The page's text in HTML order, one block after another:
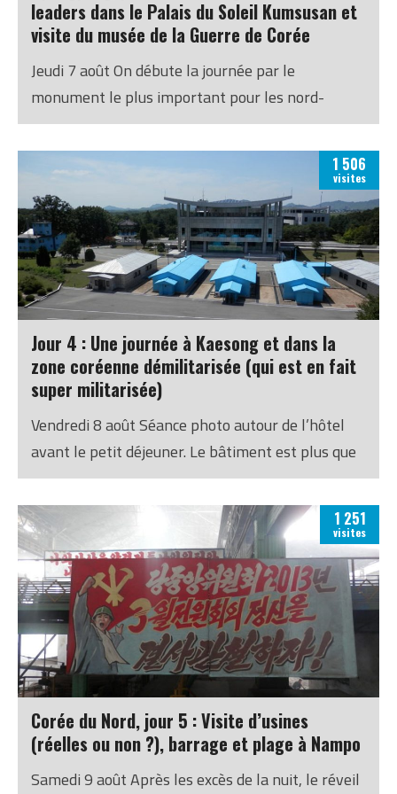
leaders dans le Palais du Soleil Kumsusan et
visite du musée de la Guerre de Corée
Jeudi 7 août On débute la journée par le
monument le plus important pour les nord-
Coréens : Kumsusan, le Palais du Soleil. C’était le
palais de Kim Il Sung jusqu’à sa mort en 1994.
C’est ensuite devenu un mémorial où son corps a
été embaumé. Son fils Kim Jong Il l’a rejoint en
2011. C’est aujourd’hui un endroit sacré, où les
Coréens se rendent au moins une fois par an.
1 506
visites
Jour 4 : Une journée à Kaesong et dans la
zone coréenne démilitarisée (qui est en fait
super militarisée)
Vendredi 8 août Séance photo autour de l’hôtel
avant le petit déjeuner. Le bâtiment est plus que
centenaire, chose qu’on ne voit pas à Pyongyang.
La ville de Kaesong (300.000 habitants) faisait
partie de la Corée du Sud au moment du
déclenchement de la guerre de Corée, elle n’a
donc pas été bombardée par les salauds
d’impérialistes US (4 jours sur place, et voilà, j’ai
déjà leurs tics de langage) et est demeurée
intacte.
1 251
visites
Corée du Nord, jour 5 : Visite d’usines
(réelles ou non ?), barrage et plage à Nampo
Samedi 9 août Après les excès de la nuit, le réveil